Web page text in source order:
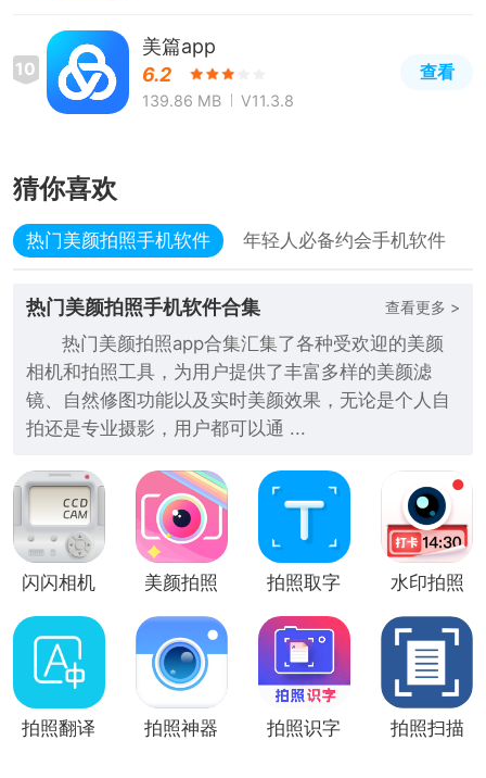
10
美篇app
6.2
139.86 MB V11.3.8
查看
猜你喜欢
热门美颜拍照手机软件 年轻人必备约会手机软件
热门美颜拍照手机软件合集 查看更多 >
热门美颜拍照app合集汇集了各种受欢迎的美颜
相机和拍照工具，为用户提供了丰富多样的美颜滤
镜、自然修图功能以及实时美颜效果，无论是个人自
拍还是专业摄影，用户都可以通 ...
闪闪相机
照)
美颜拍照
拍照取字 水印拍照
拍照翻译 拍照神器 拍照识字 拍照扫描